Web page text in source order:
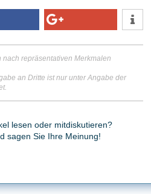
repräsentativen Merkmalen
an Dritte ist nur unter Angabe der
lesen oder mitdiskutieren?
sagen Sie Ihre Meinung!